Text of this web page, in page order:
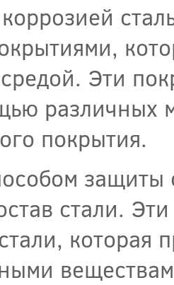
Эти
различных
покрытия.
защиты
стали.
которая